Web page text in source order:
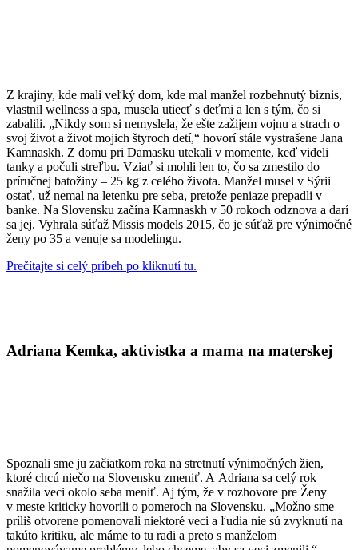
Z krajiny, kde mali veľký dom, kde mal manžel rozbehnutý biznis,
vlastnil wellness a spa, musela utiecť s deťmi a len s tým, čo si
zabalili. „Nikdy som si nemyslela, že ešte zažijem vojnu a strach o
svoj život a život mojich štyroch detí,“ hovorí stále vystrašene Jana
Kamnaskh. Z domu pri Damasku utekali v momente, keď videli
tanky a počuli streľbu. Vziať si mohli len to, čo sa zmestilo do
príručnej batožiny – 25 kg z celého života. Manžel musel v Sýrii
ostať, už nemal na letenku pre seba, pretože peniaze prepadli v
banke. Na Slovensku začína Kamnaskh v 50 rokoch odznova a darí
sa jej. Vyhrala súťaž Missis models 2015, čo je súťaž pre výnimočné
ženy po 35 a venuje sa modelingu.
Prečítajte si celý príbeh po kliknutí tu.
Adriana Kemka, aktivistka a mama na materskej
Spoznali sme ju začiatkom roka na stretnutí výnimočných žien,
ktoré chcú niečo na Slovensku zmeniť. A Adriana sa celý rok
snažila veci okolo seba meniť. Aj tým, že v rozhovore pre Ženy
v meste kriticky hovorili o pomeroch na Slovensku. „Možno sme
príliš otvorene pomenovali niektoré veci a ľudia nie sú zvyknutí na
takúto kritiku, ale máme to tu radi a preto s manželom